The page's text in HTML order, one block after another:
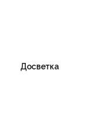
Досветка